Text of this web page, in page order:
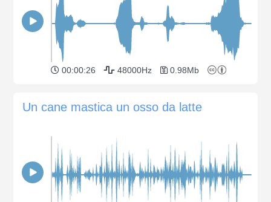
00:00:26 48000Hz 0.98Mb
Un cane mastica un osso da latte